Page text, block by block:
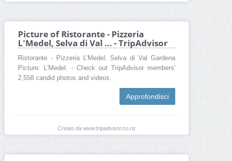
Picture of Ristorante - Pizzeria
L'Medel, Selva di Val ... - TripAdvisor
Ristorante - Pizzeria L’Medel, Selva di Val Gardena
Picture: L'Medel. - Check out TripAdvisor members'
2,558 candid photos and videos.
Approfondisci
Creato da www.tripadvisor.co.nz